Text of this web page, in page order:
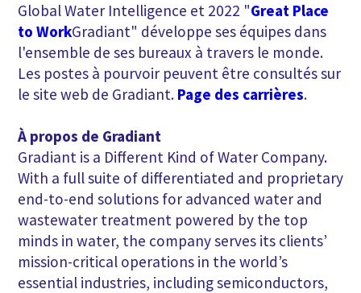
Global Water Intelligence et 2022 "Great Place
to WorkGradiant" développe ses équipes dans
l'ensemble de ses bureaux à travers le monde.
Les postes à pourvoir peuvent être consultés sur
le site web de Gradiant. Page des carrières.
À propos de Gradiant
Gradiant is a Different Kind of Water Company.
With a full suite of differentiated and proprietary
end-to-end solutions for advanced water and
wastewater treatment powered by the top
minds in water, the company serves its clients’
mission-critical operations in the world’s
essential industries, including semiconductors,